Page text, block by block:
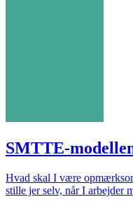
SMTTE-
Hvad skal I være
stille jer selv, når I arbejder